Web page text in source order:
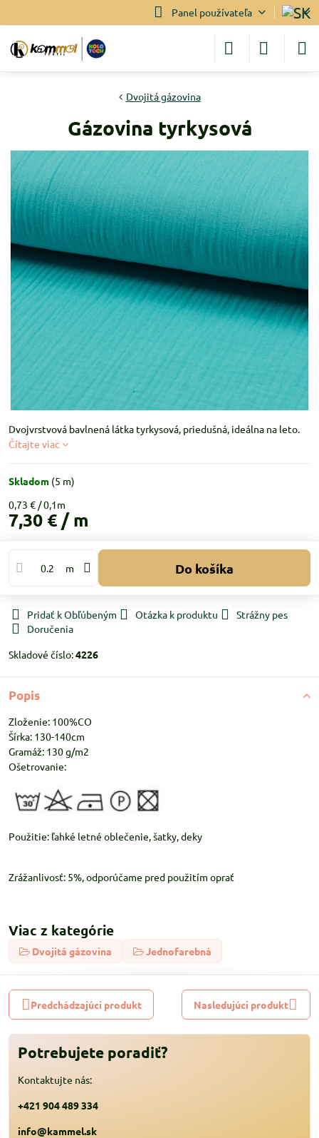
Panel používateľa
Dvojitá gázovina
Gázovina tyrkysová
Dvojvrstvová bavlnená látka tyrkysová, priedušná, ideálna na leto.
Čítajte viac
Skladom (5 m)
0,73 €
7,30 € / m
m Do košíka
Pridať k Obľúbeným Otázka k produktu
Strážny pes
Doručenia
Skladové číslo:4226
Popis
Zloženie: 100%CO
Šírka: 130-140cm
Gramáž: 130 g/m2
Ošetrovanie:
Použitie: ľahké letné oblečenie, šatky, deky
Zrážanlivosť: 5%, odporúčame pred použitím oprať
Viac z kategórie
Dvojitá gázovina Jednofarebná
Predchádzajúci produkt Nasledujúci produkt
Potrebujete poradiť?
Kontaktujte nás:
+421 904 489 334
info@kammel.sk